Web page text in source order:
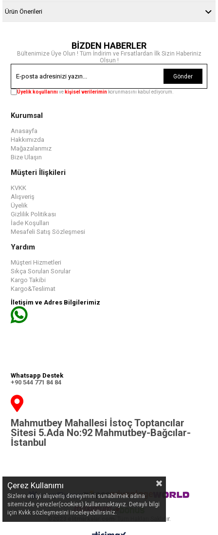
Ürün Önerileri
BİZDEN HABERLER
Bültenimize Üye Olun ! Tüm İndirim ve Fırsatlardan İlk Sizin Haberiniz
Olsun !
Gönder
Üyelik koşullarınıve kişisel verilerimin korunmasını kabul ediyorum.
Kurumsal
Anasayfa
Hakkımızda
Mağazalarımız
Bize Ulaşın
Müşteri İlişkileri
KVKK
Alışveriş
Üyelik
Gizlilik Politikası
İade Koşulları
Mesafeli Satış Sözleşmesi
Yardım
Müşteri Hizmetleri
Sıkça Sorulan Sorular
Kargo Takibi
Kargo&Teslimat
İletişim ve Adres Bilgilerimiz
Whatsapp Destek
+90 544 771 84 84
Mahmutbey Mahallesi İstoç Toptancılar
Sitesi 5.Ada No:92 Mahmutbey-Bağcılar-
İstanbul
- Tüm Hakları Saklıdır.
Çerez Kullanımı
Sizlere en iyi alışveriş deneyimini sunabilmek adına
sitemizde çerezler(cookies) kullanmaktayız. Detaylı bilgi
için Kvkk sözleşmesini inceleyebilirsiniz.